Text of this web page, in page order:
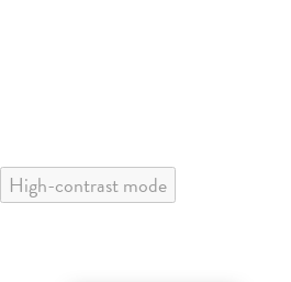
High-contrast mode